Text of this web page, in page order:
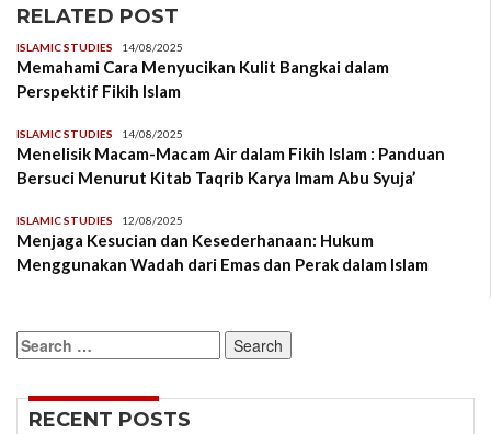
RELATED POST
ISLAMIC STUDIES 14/08/2025
Memahami Cara Menyucikan Kulit Bangkai dalam
Perspektif Fikih Islam
ISLAMIC STUDIES 14/08/2025
Menelisik Macam-Macam Air dalam Fikih Islam : Panduan
Bersuci Menurut Kitab Taqrib Karya Imam Abu Syuja’
ISLAMIC STUDIES 12/08/2025
Menjaga Kesucian dan Kesederhanaan: Hukum
Menggunakan Wadah dari Emas dan Perak dalam Islam
Search
for:
RECENT POSTS